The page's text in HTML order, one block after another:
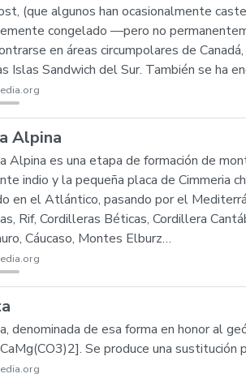
(que algunos han ocasionalmente
congelado —pero no
en áreas circumpolares de
Islas Sandwich del Sur. También se ha
Alpina
Alpina es una etapa de formación de
indio y la pequeña placa de Cimmeria
en el Atlántico, pasando por el
Rif, Cordilleras Béticas, Cordillera
Cáucaso, Montes Elburz…
denominada de esa forma en honor al
Se produce una sustitución